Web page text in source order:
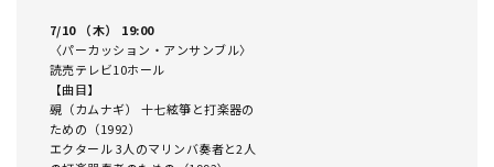
7/10 （木） 19:00
〈パーカッション・アンサンブル〉
読売テレビ10ホール
【曲目】
覡（カムナギ） 十七絃箏と打楽器の
ための（1992）
エクタール 3人のマリンバ奏者と2人